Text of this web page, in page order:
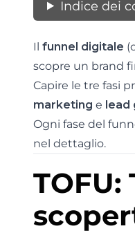
Indice dei
Il funnel digitale
scopre un brand
Capire le tre fasi
marketing e lead
Ogni fase del
nel dettaglio.
TOFU: